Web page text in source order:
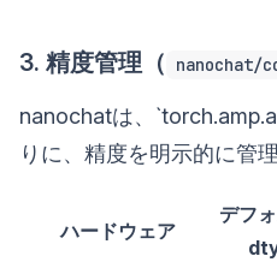
3. 精度管理（ nanochat/
nanochatは、
りに、精度を明示的に管
ハードウェア
デフ